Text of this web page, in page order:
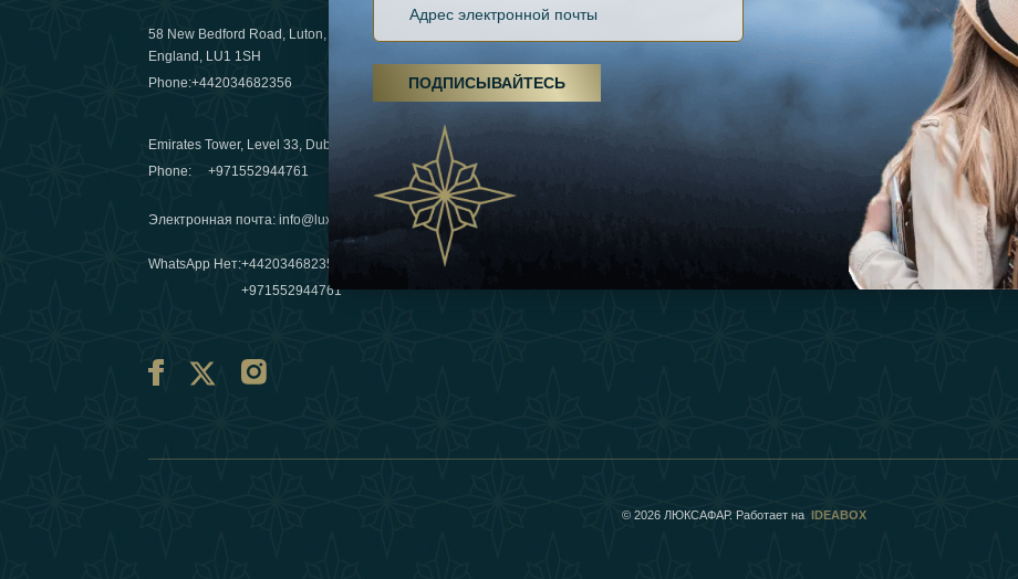
58 New Bedford Road, Luton,
England, LU1 1SH
Phone:+442034682356
Emirates Tower, Level 33, Dubai, UAE
Phone:+971552944761
Электронная почта:info@luxafar.com
WhatsApp Нет:+442034682356
+971552944761
Пешие походы, спа-процедуры и йога: ОАЭ
становятся велнес-центром
03 April 2025
Зимние путешествия для
путешественников из Эмиратов:
переопределение роскошного путешествия
10 March 2025
Вдохновения
Опыт
Файлов Cookie
Положения И Условия
Станьте Партнером
Our Team
© 2026 ЛЮКСАФАР. Работает на IDEABOX
ПОДПИСЫВАЙТЕСЬ